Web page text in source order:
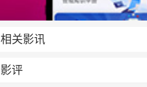
相关影讯
影评